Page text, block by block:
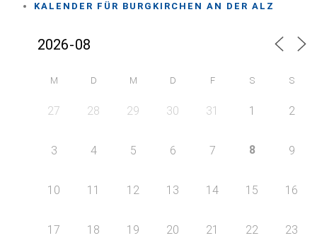
KALENDER FÜR BURGKIRCHEN AN DER ALZ
M D M D F S S
27 28 29 30 31 1 2
3 4 5 6 7 8 9
10 11 12 13 14 15 16
17 18 19 20 21 22 23